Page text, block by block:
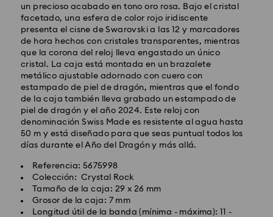
un precioso acabado en tono oro rosa. Bajo el cristal
facetado, una esfera de color rojo iridiscente
presenta el cisne de Swarovski a las 12 y marcadores
de hora hechos con cristales transparentes, mientras
que la corona del reloj lleva engastado un único
cristal. La caja está montada en un brazalete
metálico ajustable adornado con cuero con
estampado de piel de dragón, mientras que el fondo
de la caja también lleva grabado un estampado de
piel de dragón y el año 2024. Este reloj con
denominación Swiss Made es resistente al agua hasta
50 m y está diseñado para que seas puntual todos los
días durante el Año del Dragón y más allá.
Referencia: 5675998
Colección: Crystal Rock
Tamaño de la caja: 29 x 26 mm
Grosor de la caja: 7 mm
Longitud útil de la banda (mínima - máxima): 11 -